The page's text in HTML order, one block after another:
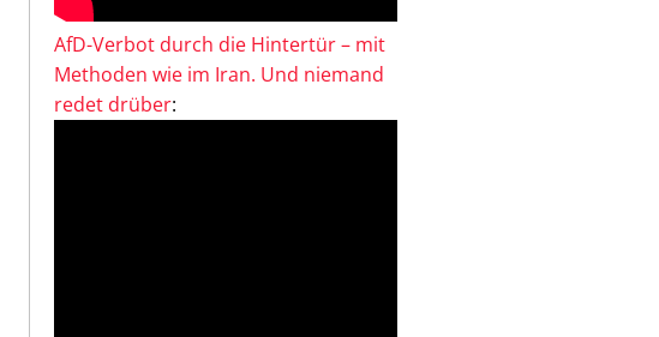
AfD-Verbot durch die Hintertür – mit
Methoden wie im Iran. Und niemand
redet drüber: